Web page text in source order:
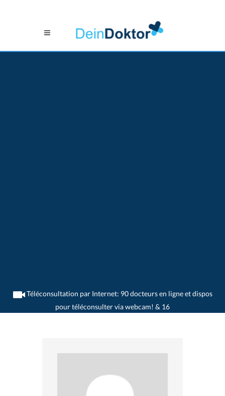
Téléconsultation par Internet: 90 docteurs en ligne et dispos
pour téléconsulter via webcam! & 16
>Généralistes>Wangen an der Aare>Dr. Josef Kalensky>Rendez-vous avec Dr.